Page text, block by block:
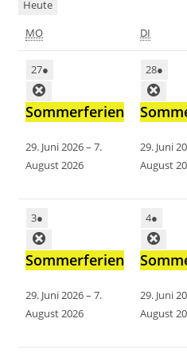
Heute
MOMONTAG DI
2727.
Juli
2026
●
Sommerferien
29. Juni 2026–7.
August 2026
2828.
Juli
2026
●
29. Juni
August
33.
August
2026
●
Veranstaltung)
Sommerferien
29. Juni 2026–7.
August 2026
44.
August
2026
●
29. Juni
August